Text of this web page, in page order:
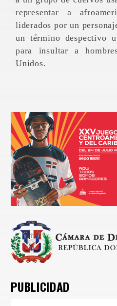
representar a
liderados por un
un término despectivo
para insultar a
Unidos.
PUBLICIDAD